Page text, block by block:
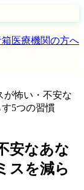
医療機関の方へ
が怖い・不安な
5つの習慣
安なあな
スを減ら